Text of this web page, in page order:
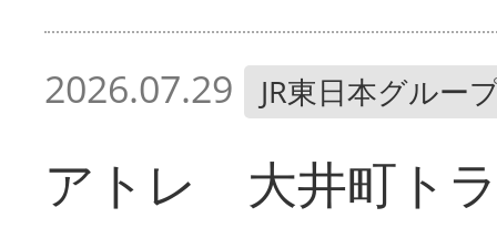
2026.07.29 JR東日本グルー
アトレ 大井町ト